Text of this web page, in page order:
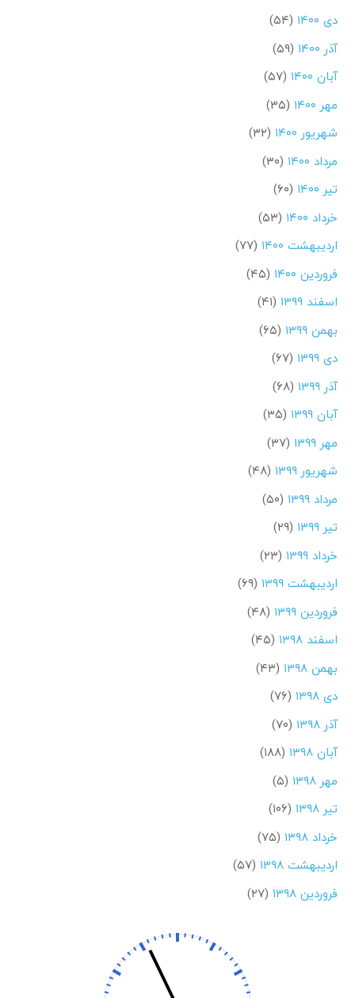
دی ۱۴۰۰
(۵۴)
آذر ۱۴۰۰
(۵۹)
آبان ۱۴۰۰
(۵۷)
مهر ۱۴۰۰
(۳۵)
شهریور ۱۴۰۰
(۳۲)
مرداد ۱۴۰۰
(۳۰)
تیر ۱۴۰۰
(۶۰)
خرداد ۱۴۰۰
(۵۳)
اردیبهشت ۱۴۰۰
(۷۷)
فروردین ۱۴۰۰
(۴۵)
اسفند ۱۳۹۹
(۴۱)
بهمن ۱۳۹۹
(۶۵)
دی ۱۳۹۹
(۶۷)
آذر ۱۳۹۹
(۶۸)
آبان ۱۳۹۹
(۳۵)
مهر ۱۳۹۹
(۳۷)
شهریور ۱۳۹۹
(۴۸)
مرداد ۱۳۹۹
(۵۰)
تیر ۱۳۹۹
(۲۹)
خرداد ۱۳۹۹
(۲۳)
اردیبهشت ۱۳۹۹
(۶۹)
فروردین ۱۳۹۹
(۴۸)
اسفند ۱۳۹۸
(۴۵)
بهمن ۱۳۹۸
(۴۳)
دی ۱۳۹۸
(۷۶)
آذر ۱۳۹۸
(۷۰)
آبان ۱۳۹۸
(۱۸۸)
مهر ۱۳۹۸
(۵)
تیر ۱۳۹۸
(۱۰۶)
خرداد ۱۳۹۸
(۷۵)
اردیبهشت ۱۳۹۸
(۵۷)
فروردین ۱۳۹۸
(۲۷)